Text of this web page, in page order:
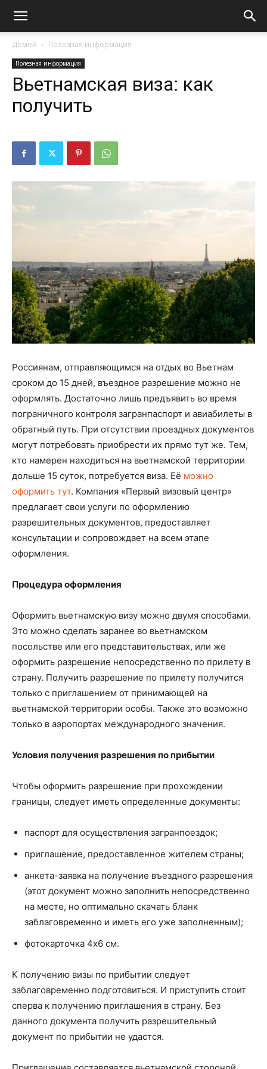
Домой Полезная информация
Полезная информация
Вьетнамская виза: как
получить
Россиянам, отправляющимся на отдых во Вьетнам
сроком до 15 дней, въездное разрешение можно не
оформлять. Достаточно лишь предъявить во время
пограничного контроля загранпаспорт и авиабилеты в
обратный путь. При отсутствии проездных документов
могут потребовать приобрести их прямо тут же. Тем,
кто намерен находиться на вьетнамской территории
дольше 15 суток, потребуется виза. Её можно
оформить тут. Компания «Первый визовый центр»
предлагает свои услуги по оформлению
разрешительных документов, предоставляет
консультации и сопровождает на всем этапе
оформления.
Процедура оформления
Оформить вьетнамскую визу можно двумя способами.
Это можно сделать заранее во вьетнамском
посольстве или его представительствах, или же
оформить разрешение непосредственно по прилету в
страну. Получить разрешение по прилету получится
только с приглашением от принимающей на
вьетнамской территории особы. Также это возможно
только в аэропортах международного значения.
Условия получения разрешения по прибытии
Чтобы оформить разрешение при прохождении
границы, следует иметь определенные документы:
паспорт для осуществления загранпоездок;
приглашение, предоставленное жителем страны;
анкета-заявка на получение въездного разрешения
(этот документ можно заполнить непосредственно
на месте, но оптимально скачать бланк
заблаговременно и иметь его уже заполненным);
фотокарточка 4х6 см.
К получению визы по прибытии следует
заблаговременно подготовиться. И приступить стоит
сперва к получению приглашения в страну. Без
данного документа получить разрешительный
документ по прибытии не удастся.